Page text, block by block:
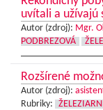
uvítali a užívajú
Autor (zdroj): Mgr.
PODBREZOVÁ
Rozšírené
Autor (zdroj):
Rubriky: